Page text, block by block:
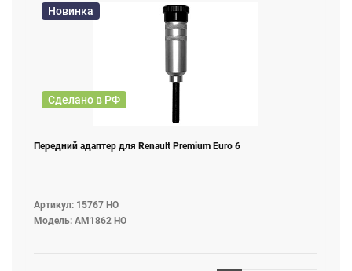
Новинка
Сделано в РФ
Передний адаптер для Renault Premium Euro 6
Артикул: 15767 НО
Модель: AM1862 НО